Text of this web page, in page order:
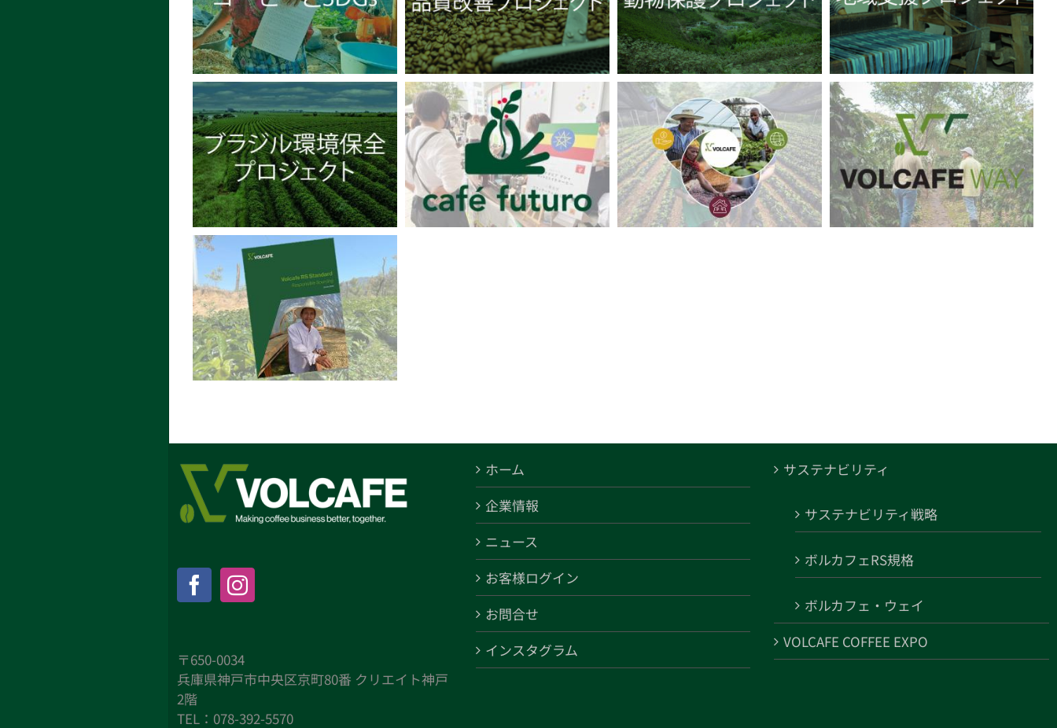
〒650-0034
兵庫県神戸市中央区京町80番 クリエイト神戸
2階
TEL：078-392-5570
ホーム
企業情報
ニュース
お客様ログイン
お問合せ
インスタグラム
サステナビリティ
サステナビリティ戦略
ボルカフェRS規格
ボルカフェ・ウェイ
VOLCAFE COFFEE EXPO